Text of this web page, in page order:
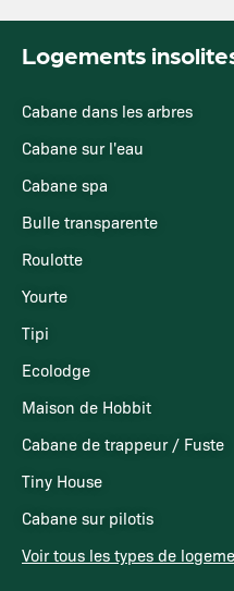
Logements
Cabane dans les arbres
Cabane sur l'eau
Cabane spa
Bulle transparente
Roulotte
Yourte
Tipi
Ecolodge
Maison de Hobbit
Cabane de trappeur / Fuste
Tiny House
Cabane sur pilotis
Voir tous les types de